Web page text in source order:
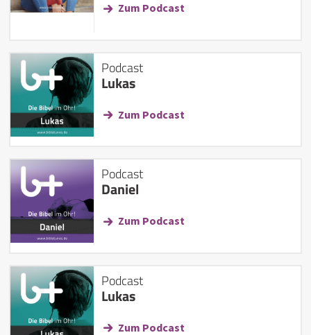
Zum Podcast
Podcast
Lukas
Zum Podcast
Podcast
Daniel
Zum Podcast
Podcast
Lukas
Zum Podcast